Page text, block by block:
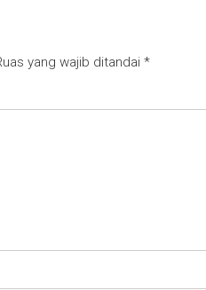
yang wajib ditandai *